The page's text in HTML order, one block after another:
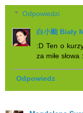
Odpowiedzi
白小颱 Biały
:D Ten o
za miłe słowa
Odpowiedz